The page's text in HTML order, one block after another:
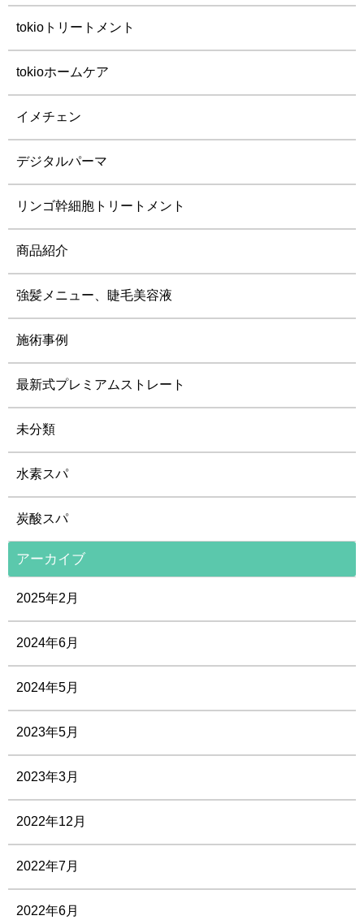
tokioトリートメント
tokioホームケア
イメチェン
デジタルパーマ
リンゴ幹細胞トリートメント
商品紹介
強髪メニュー、睫毛美容液
施術事例
最新式プレミアムストレート
未分類
水素スパ
炭酸スパ
アーカイブ
2025年2月
2024年6月
2024年5月
2023年5月
2023年3月
2022年12月
2022年7月
2022年6月